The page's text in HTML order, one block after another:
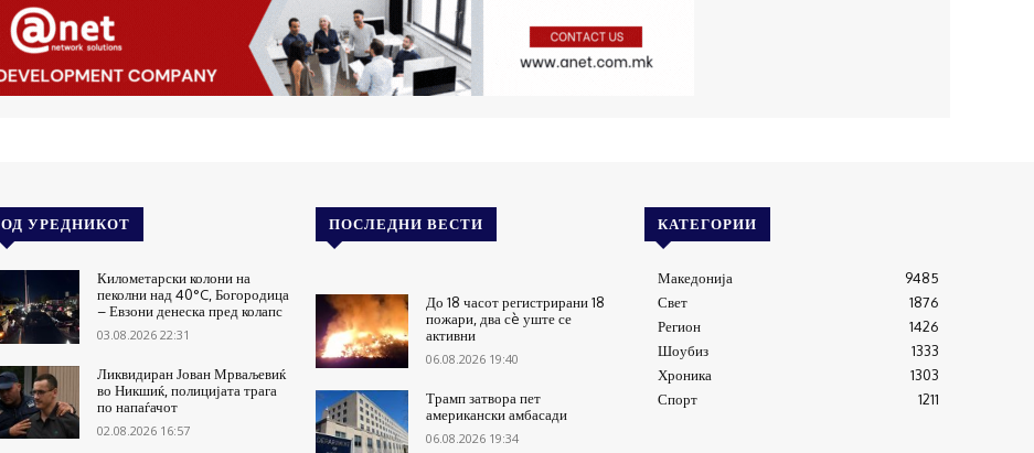
ОД УРЕДНИКОТ
Километарски колони на
пеколни над 40°C, Богородица
– Евзони денеска пред колапс
03.08.2026 22:31
Ликвидиран Јован Мрваљевиќ
во Никшиќ, полицијата трага
по напаѓачот
02.08.2026 16:57
ПОСЛЕДНИ ВЕСТИ
До 18 часот регистрирани 18
пожари, два сè уште се
активни
06.08.2026 19:40
Трамп затвора пет
американски амбасади
06.08.2026 19:34
КАТЕГОРИИ
Македонија
9485
Свет
1876
Регион
1426
Шоубиз
1333
Хроника
1303
Спорт
1211